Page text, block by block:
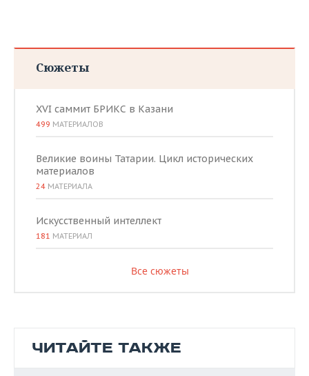
Сюжеты
XVI саммит БРИКС в Казани
499 МАТЕРИАЛОВ
Великие воины Татарии. Цикл исторических
материалов
24 МАТЕРИАЛА
Искусственный интеллект
181 МАТЕРИАЛ
Все сюжеты
ЧИТАЙТЕ ТАКЖЕ